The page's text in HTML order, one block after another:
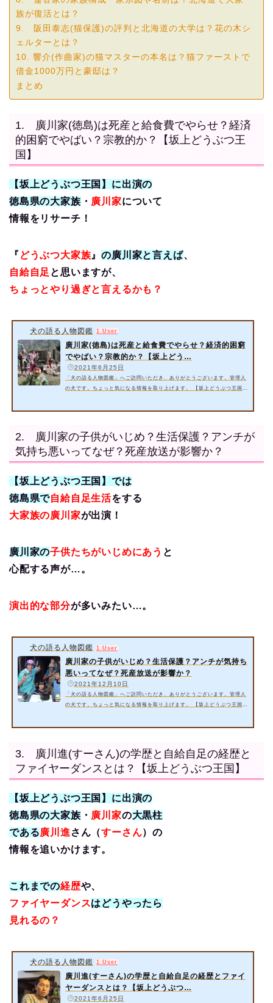
族が復活とは？
9. 阪田泰志(猫保護)の評判と北海道の大学は？花の木シ
ェルターとは？
10. 響介(作曲家)の猫マスターの本名は？猫ファーストで
借金1000万円と豪邸は？
まとめ
1. 廣川家(徳島)は死産と給食費でやらせ？経済
的困窮でやばい？宗教的か？【坂上どうぶつ王
国】
【坂上どうぶつ王国】に出演の
徳島県の大家族 ・ 廣川家について
情報をリサーチ！
『 どうぶつ大家族 』の廣川家と言えば、
自給自足 と思いますが、
ちょっとやり過ぎと言えるかも？
犬の語る人物図鑑 1 User
廣川家(徳島)は死産と給食費でやらせ？経済的困窮
でやばい？宗教的か？【坂上どう…
2021年6月25日
「犬の語る人物図鑑」へご訪問いただき、ありがとうございます。管理人
の犬です。ちょっと気になる情報を取り上げます。 【坂上どうぶつ王国】
産と給食費でやらせ？ 廣川家(徳島)が経済的困窮でやばい？ 廣川家(徳
島)を…
2. 廣川家の子供がいじめ？生活保護？アンチが
気持ち悪いってなぜ？死産放送が影響か？
【坂上どうぶつ王国】では
徳島県で自給自足生活をする
大家族の廣川家が出演！
廣川家の子供たちがいじめにあう と
心配する声が…。
演出的な部分が多いみたい…。
犬の語る人物図鑑 1 User
廣川家の子供がいじめ？生活保護？アンチが気持ち
悪いってなぜ？死産放送が影響か？
2021年12月10日
「犬の語る人物図鑑」へご訪問いただき、ありがとうございます。管理人
の犬です。ちょっと気になる情報を取り上げます。 【坂上どうぶつ王国】
死産放送が影響か？ 詳細情報お届けいたします。 スポンサーリンク 1.
…
3. 廣川進(すーさん)の学歴と自給自足の経歴と
ファイヤーダンスとは？【坂上どうぶつ王国】
【坂上どうぶつ王国】に出演の
徳島県の大家族 ・ 廣川家の大黒柱
である廣川進 さん（すーさん）の
情報を追いかけ ます。
これまでの経歴や、
ファイヤーダンスはどうやったら
見れるの？
犬の語る人物図鑑 1 User
廣川進(すーさん)の学歴と自給自足の経歴とファイ
ヤーダンスとは？【坂上どうぶつ…
2021年6月25日